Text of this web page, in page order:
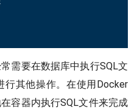
需要在数据库中执行SQL文
行其他操作。在使用Docker
容器内执行SQL文件来完成